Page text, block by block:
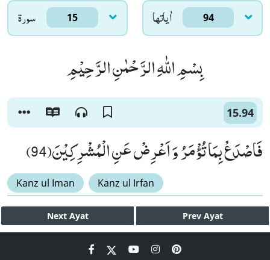
سورۃ 15 اٰياتها 94
بِسْمِ اللّٰهِ الرَّحْمٰنِ الرَّحِیْمِ
15.94
فَاصْدَعْ بِمَا تُؤْمَرُ وَ اَعْرِضْ عَنِ الْمُشْرِكِیْنَ(94)
Kanz ul Iman Kanz ul Irfan
Next Ayat Prev Ayat